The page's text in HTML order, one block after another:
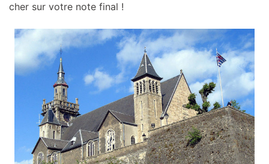
cher sur votre note final !